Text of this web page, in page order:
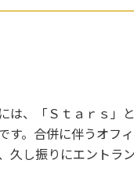
は、「Ｓｔａｒｓ」
す。合併に伴うオフ
久し振りにエントラ